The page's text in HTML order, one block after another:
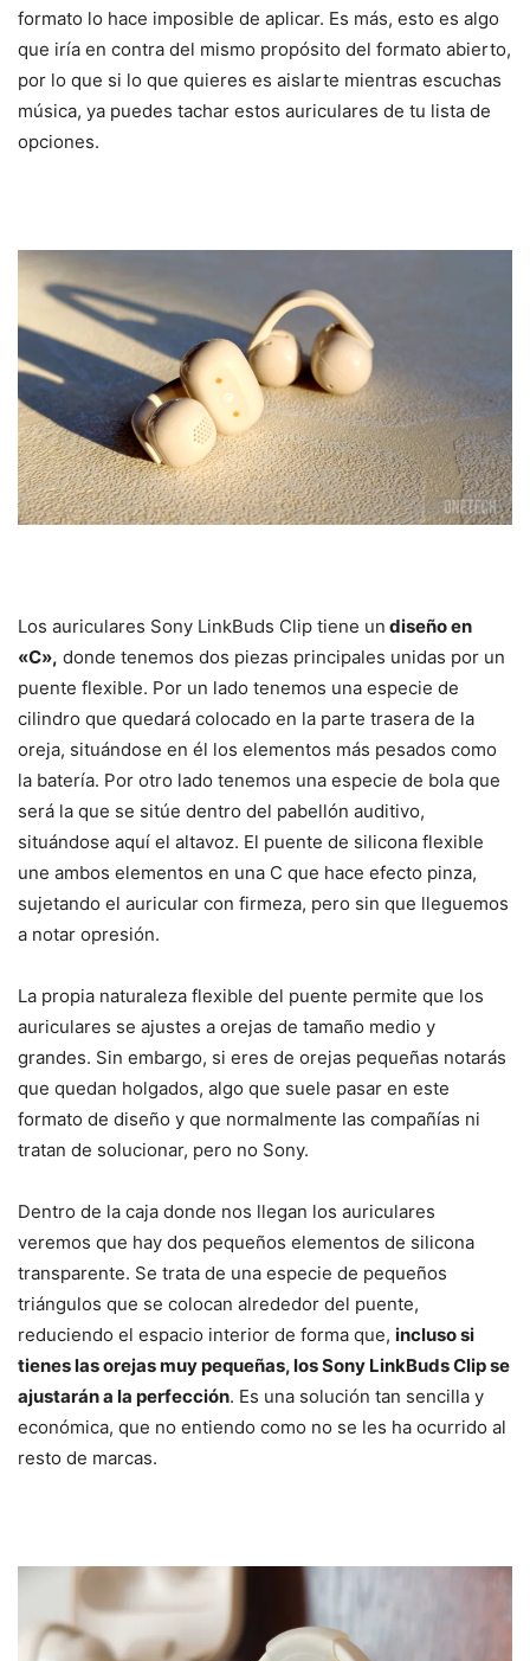
formato lo hace imposible de aplicar. Es más, esto es algo
que iría en contra del mismo propósito del formato abierto,
por lo que si lo que quieres es aislarte mientras escuchas
música, ya puedes tachar estos auriculares de tu lista de
opciones.
Los auriculares Sony LinkBuds Clip tiene un diseño en
«C», donde tenemos dos piezas principales unidas por un
puente flexible. Por un lado tenemos una especie de
cilindro que quedará colocado en la parte trasera de la
oreja, situándose en él los elementos más pesados como
la batería. Por otro lado tenemos una especie de bola que
será la que se sitúe dentro del pabellón auditivo,
situándose aquí el altavoz. El puente de silicona flexible
une ambos elementos en una C que hace efecto pinza,
sujetando el auricular con firmeza, pero sin que lleguemos
a notar opresión.
La propia naturaleza flexible del puente permite que los
auriculares se ajustes a orejas de tamaño medio y
grandes. Sin embargo, si eres de orejas pequeñas notarás
que quedan holgados, algo que suele pasar en este
formato de diseño y que normalmente las compañías ni
tratan de solucionar, pero no Sony.
Dentro de la caja donde nos llegan los auriculares
veremos que hay dos pequeños elementos de silicona
transparente. Se trata de una especie de pequeños
triángulos que se colocan alrededor del puente,
reduciendo el espacio interior de forma que, incluso si
tienes las orejas muy pequeñas, los Sony LinkBuds Clip se
ajustarán a la perfección. Es una solución tan sencilla y
económica, que no entiendo como no se les ha ocurrido al
resto de marcas.